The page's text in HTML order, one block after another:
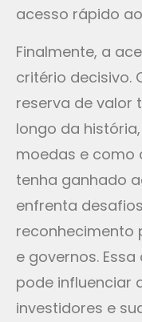
acesso rápido
Finalmente, a
critério decisivo.
reserva de valor
longo da
moedas e como
tenha ganhado
enfrenta
reconhecimento
e governos.
pode influenciar
investidores e